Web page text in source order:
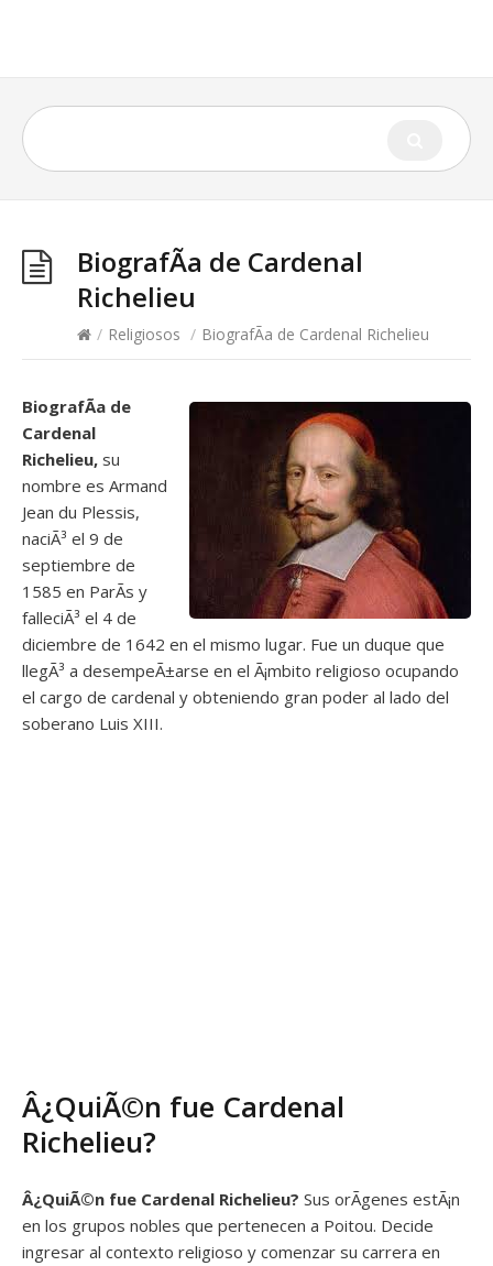
BiografÃ­a de Cardenal
Richelieu
/ Religiosos / BiografÃ­a de Cardenal Richelieu
BiografÃ­a de
Cardenal
Richelieu, su
nombre es Armand
Jean du Plessis,
naciÃ³ el 9 de
septiembre de
1585 en ParÃ­s y
falleciÃ³ el 4 de
diciembre de 1642 en el mismo lugar. Fue un duque que
llegÃ³ a desempeÃ±arse en el Ã¡mbito religioso ocupando
el cargo de cardenal y obteniendo gran poder al lado del
soberano Luis XIII.
Â¿QuiÃ©n fue Cardenal
Richelieu?
Â¿QuiÃ©n fue Cardenal Richelieu? Sus orÃ­genes estÃ¡n
en los grupos nobles que pertenecen a Poitou. Decide
ingresar al contexto religioso y comenzar su carrera en